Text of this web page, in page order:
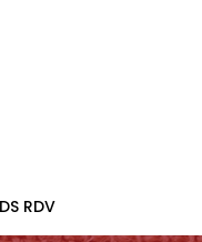
RDV